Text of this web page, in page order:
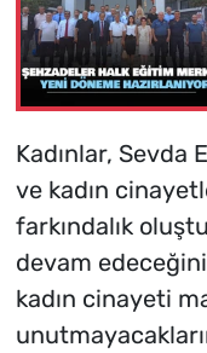
Kadınlar, Sevda
ve kadın
farkındalık
devam
kadın cinayeti